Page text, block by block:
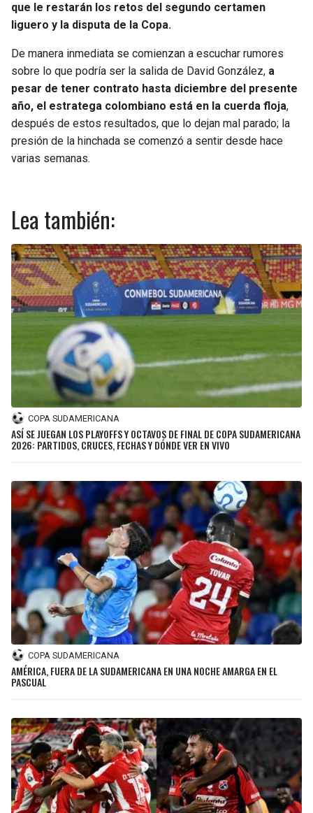
que le restarán los retos del segundo certamen
liguero y la disputa de la Copa.
De manera inmediata se comienzan a escuchar rumores
sobre lo que podría ser la salida de David González, a
pesar de tener contrato hasta diciembre del presente
año, el estratega colombiano está en la cuerda floja,
después de estos resultados, que lo dejan mal parado; la
presión de la hinchada se comenzó a sentir desde hace
varias semanas.
Lea también:
COPA SUDAMERICANA
ASÍ SE JUEGAN LOS PLAYOFFS Y OCTAVOS DE FINAL DE COPA SUDAMERICANA
2026: PARTIDOS, CRUCES, FECHAS Y DÓNDE VER EN VIVO
COPA SUDAMERICANA
AMÉRICA, FUERA DE LA SUDAMERICANA EN UNA NOCHE AMARGA EN EL
PASCUAL